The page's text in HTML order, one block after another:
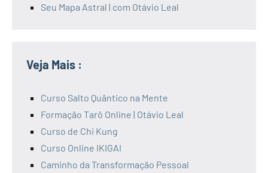
Seu Mapa Astral | com Otávio Leal
Veja Mais :
Curso Salto Quântico na Mente
Formação Tarô Online | Otávio Leal
Curso de Chi Kung
Curso Online IKIGAI
Caminho da Transformação Pessoal